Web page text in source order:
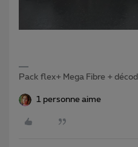
Pack flex+ Mega Fibre +
1 personne aime